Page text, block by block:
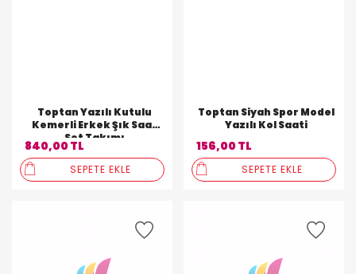
Toptan Yazılı Kutulu
Kemerli Erkek Şık Saat
Set Takımı
840,00 TL
SEPETE EKLE
Toptan Siyah Spor Model
Yazılı Kol Saati
156,00 TL
SEPETE EKLE